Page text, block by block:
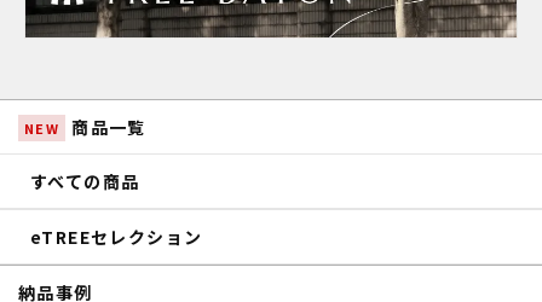
NEW 商品一覧
すべての商品
eTREEセレクション
納品事例